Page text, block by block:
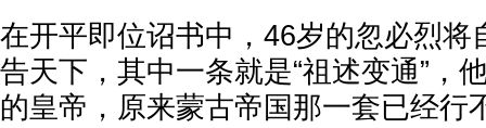
在开平即位诏书中，46岁的忽必烈将
告天下，其中一条就是“祖述变通”，
的皇帝，原来蒙古帝国那一套已经行